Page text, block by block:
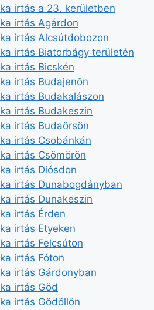
irtás a 23. kerületben
irtás Agárdon
irtás Alcsútdobozon
irtás Biatorbágy területén
irtás Bicskén
irtás Budajenőn
irtás Budakalászon
irtás Budakeszin
irtás Budaörsön
irtás Csobánkán
irtás Csömörön
irtás Diósdon
irtás Dunabogdányban
irtás Dunakeszin
irtás Érden
irtás Etyeken
irtás Felcsúton
irtás Fóton
irtás Gárdonyban
irtás Göd
irtás Gödöllőn